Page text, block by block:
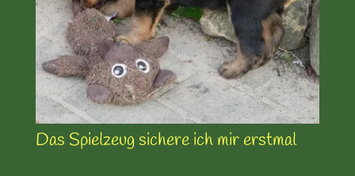
Das Spielzeug sichere ich mir erstmal